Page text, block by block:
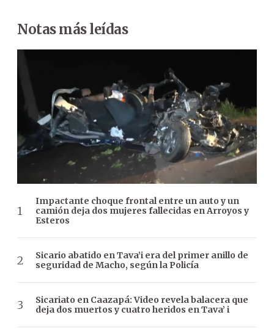
Notas más leídas
Impactante choque frontal entre un auto y un
camión deja dos mujeres fallecidas en Arroyos y
Esteros
Sicario abatido en Tava’i era del primer anillo de
seguridad de Macho, según la Policía
Sicariato en Caazapá: Video revela balacera que
deja dos muertos y cuatro heridos en Tava’ i